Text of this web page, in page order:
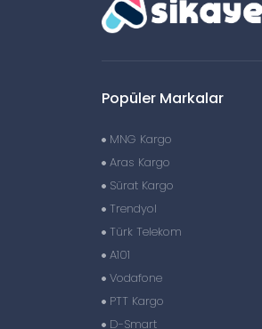
Popüler Markalar
MNG Kargo
Aras Kargo
Sürat Kargo
Trendyol
Türk Telekom
A101
Vodafone
PTT Kargo
D-Smart